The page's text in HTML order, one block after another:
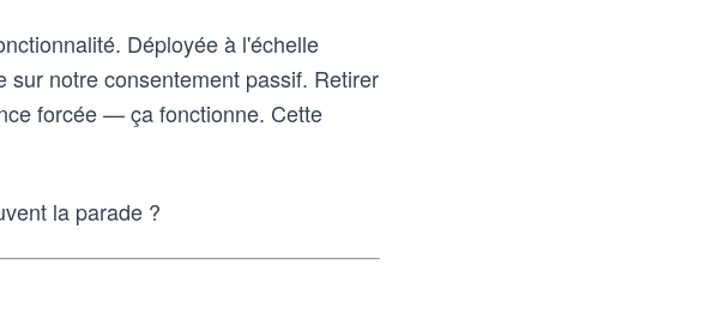
Déployée à l'échelle
notre consentement passif. Retirer
forcée — ça fonctionne. Cette
la parade ?